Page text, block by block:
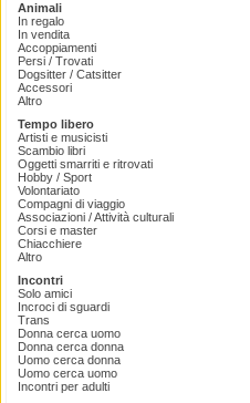
Animali
In regalo
In vendita
Accoppiamenti
Persi / Trovati
Dogsitter / Catsitter
Accessori
Altro
Tempo libero
Artisti e musicisti
Scambio libri
Oggetti smarriti e ritrovati
Hobby / Sport
Volontariato
Compagni di viaggio
Associazioni / Attività culturali
Corsi e master
Chiacchiere
Altro
Incontri
Solo amici
Incroci di sguardi
Trans
Donna cerca uomo
Donna cerca donna
Uomo cerca donna
Uomo cerca uomo
Incontri per adulti